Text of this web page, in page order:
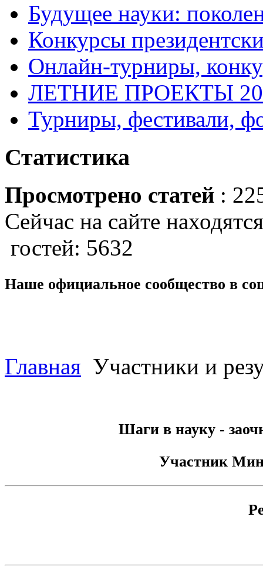
Будущее науки:
Конкурсы
Онлайн-турниры,
ЛЕТНИЕ ПРОЕКТЫ
Турниры, фестивали,
Статистика
Просмотрено статей :
Сейчас на сайте
гостей: 5632
Наше официальное сообщество в
Главная Участники и
Шаги в науку -
Участник